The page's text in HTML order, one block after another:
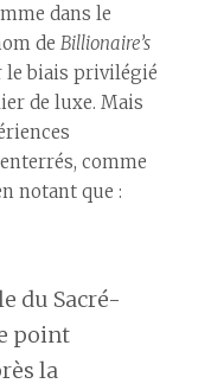
dans le
de Billionaire’s
le biais privilégié
de luxe. Mais
comme
notant que :
du Sacré-
point
la